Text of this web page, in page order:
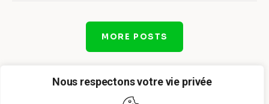
Nous respectons votre vie privée
MORE POSTS